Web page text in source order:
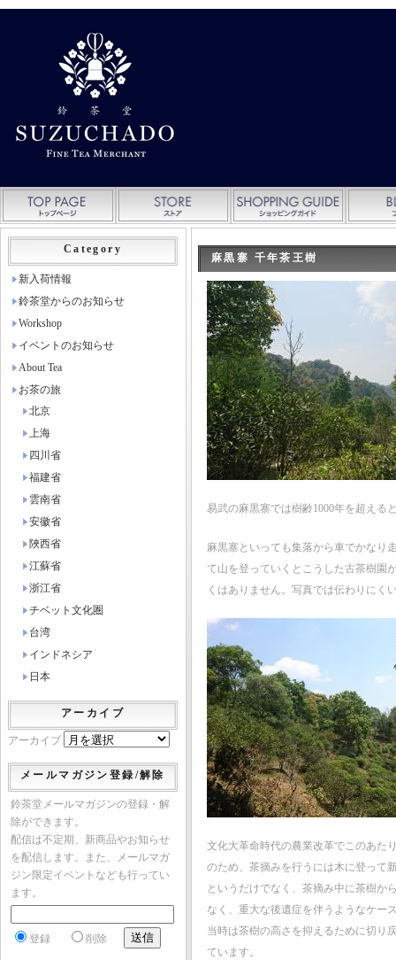
麻黒寨 千年茶王樹
易武の麻黒寨では樹齢1000年を超える
麻黒寨といっても集落から車でかなり
て山を登っていくとこうした古茶樹園
くはありません。写真では伝わりにく
文化大革命時代の農業改革でこのあた
のため、茶摘みを行うには木に登って
というだけでなく、茶摘み中に茶樹か
なく、重大な後遺症を伴うようなケー
当時は茶樹の高さを抑えるために切り
ています。
Category
新入荷情報
鈴茶堂からのお知らせ
Workshop
イベントのお知らせ
About Tea
お茶の旅
北京
上海
四川省
福建省
雲南省
安徽省
陜西省
江蘇省
浙江省
チベット文化圏
台湾
インドネシア
日本
アーカイブ
アーカイブ
メールマガジン登録/解除
鈴茶堂メールマガジンの登録・解
除ができます。
配信は不定期、新商品やお知らせ
を配信します。また、メールマガ
ジン限定イベントなども行ってい
ます。
登録 削除